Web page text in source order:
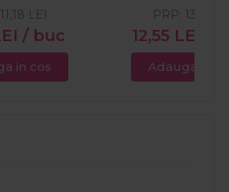
/ buc
11,18 LEI
in cos
12,55 LEI
PRP: 13,21
Adauga in